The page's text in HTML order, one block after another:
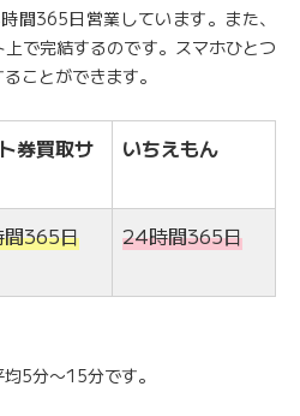
間365日営業しています。また、
で完結するのです。スマホひとつ
ことができます。
券買取サ
いちえもん
365日 24時間365日
5分〜15分です。